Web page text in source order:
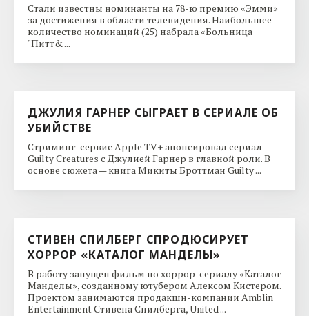
Стали известны номинанты на 78-ю премию «Эмми»
за достижения в области телевидения. Наибольшее
количество номинаций (25) набрала «Больница
"Питт& ...
ДЖУЛИЯ ГАРНЕР СЫГРАЕТ В СЕРИАЛЕ ОБ
УБИЙСТВЕ
Стриминг-сервис Apple TV+ анонсировал сериал
Guilty Creatures с Джулией Гарнер в главной роли. В
основе сюжета — книга Микиты Броттман Guilty ...
СТИВЕН СПИЛБЕРГ СПРОДЮСИРУЕТ
ХОРРОР «КАТАЛОГ МАНДЕЛЫ»
В работу запущен фильм по хоррор-сериалу «Каталог
Манделы», созданному ютубером Алексом Кистером.
Проектом занимаются продакшн-компании Amblin
Entertainment Стивена Спилберга, United ...